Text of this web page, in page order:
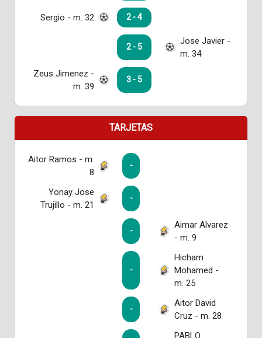
Sergio - m. 32 2 - 4
2 - 5
Jose Javier -
m. 34
Zeus Jimenez -
m. 39
3 - 5
TARJETAS
Aitor Ramos - m.
8
-
Yonay Jose
Trujillo - m. 21
-
-
Aimar Alvarez
- m. 9
-
Hicham
Mohamed -
m. 25
-
Aitor David
Cruz - m. 28
PABLO